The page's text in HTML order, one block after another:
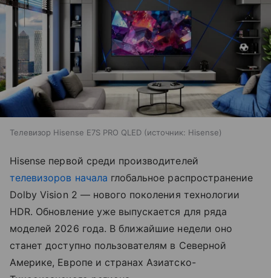
Телевизор Hisense E7S PRO QLED источник: Hisense
Hisense первой среди производителей
телевизоров начала глобальное распространение
Dolby Vision 2 — нового поколения технологии
HDR. Обновление уже выпускается для ряда
моделей 2026 года. В ближайшие недели оно
станет доступно пользователям в Северной
Америке, Европе и странах Азиатско-